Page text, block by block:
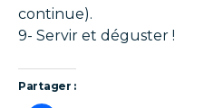
continue).
9- Servir et déguster !
Partager :